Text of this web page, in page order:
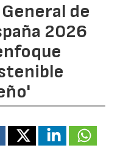
de
2026